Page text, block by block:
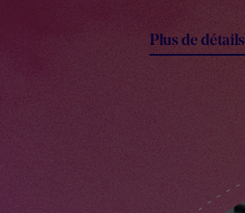
Plus de détails